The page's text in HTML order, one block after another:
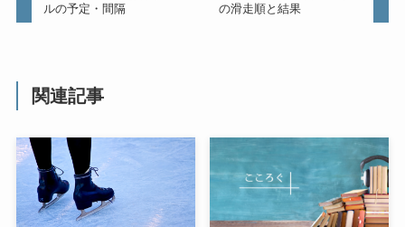
ルの予定・間隔
の滑走順と結果
関連記事